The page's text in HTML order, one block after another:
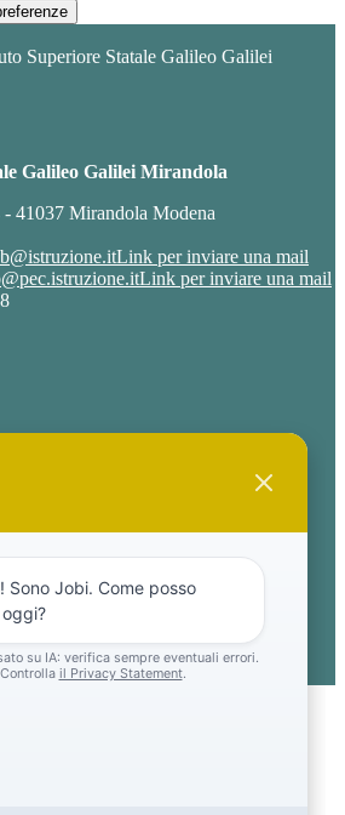
Superiore Statale Galileo Galilei
Galileo Galilei Mirandola
41037 Mirandola Modena
Link per inviare una mail
Link per inviare una mail
chatbot Jobi
il Pubblico
4608volte
and powered by Gruppo Spaggiari